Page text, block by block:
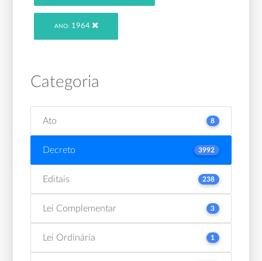
ANO: 1964
Categoria
Ato 8
Decreto 3992
Editais 238
Lei Complementar 3
Lei Ordinária 1